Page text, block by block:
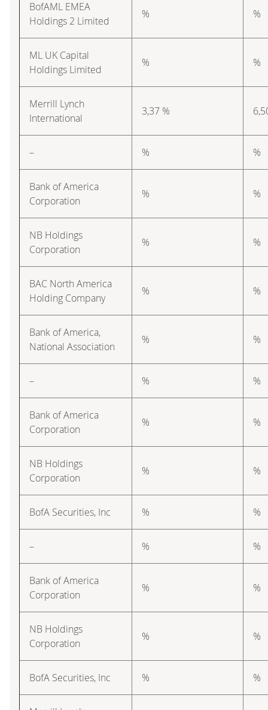
BofAML EMEA
Holdings 2 Limited
% %
ML UK Capital
Holdings Limited
% %
Merrill Lynch
International
3,37 %
– % %
Bank of America
Corporation
% %
NB Holdings
Corporation
% %
BAC North America
Holding Company
% %
Bank of America,
National Association
% %
– % %
Bank of America
Corporation
% %
NB Holdings
Corporation
% %
BofA Securities, Inc % %
– % %
Bank of America
Corporation
% %
NB Holdings
Corporation
% %
BofA Securities, Inc % %